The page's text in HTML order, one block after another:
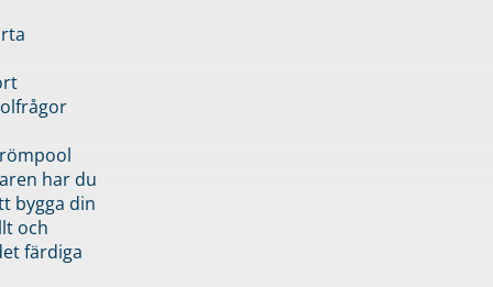
har du
bygga din
och
färdiga